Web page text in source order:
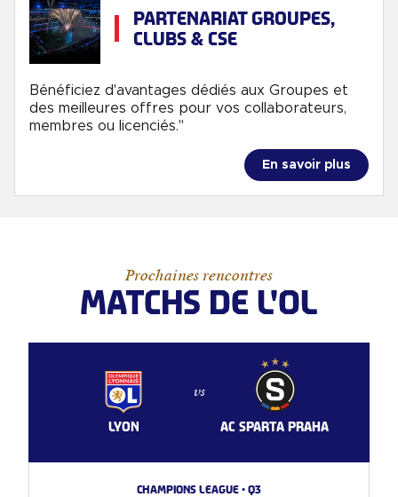
PARTENARIAT GROUPES,
CLUBS & CSE
Bénéficiez d'avantages dédiés aux Groupes et
des meilleures offres pour vos collaborateurs,
membres ou licenciés."
En savoir plus
Prochaines rencontres
MATCHS DE L'OL
LYON
vs
AC SPARTA PRAHA
Champions League • Q3